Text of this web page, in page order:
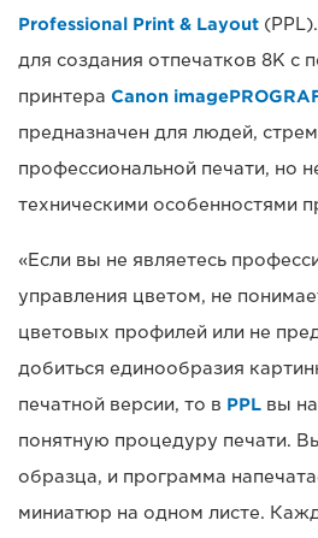
Professional Print & Layout
для создания отпечатков 8K с
принтера Canon
предназначен для людей,
профессиональной печати, но
техническими особенностями
«Если вы не являетесь
управления цветом, не
цветовых профилей или не
добиться единообразия
печатной версии, то в PPL вы
понятную процедуру печати.
образца, и программа
миниатюр на одном листе.